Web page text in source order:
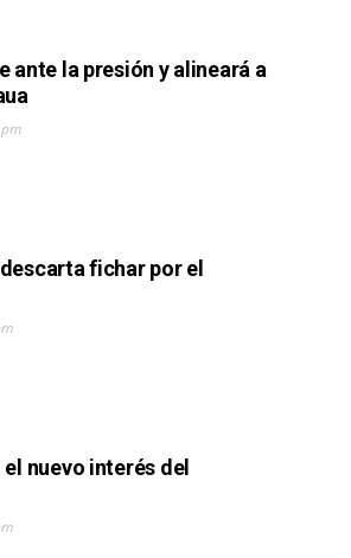
ante la presión y alineará a
fichar por el
nuevo interés del